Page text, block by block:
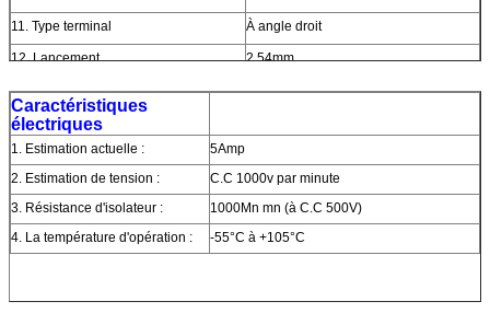
11. Type terminal À angle droit
12. Lancement 2.54mm
Caractéristiques
électriques
1. Estimation actuelle :
5Amp
2. Estimation de tension :
C.C 1000v par minute
3. Résistance d'isolateur :
1000Mn mn (à C.C 500V)
4. La température d'opération :
-55°C à +105°C